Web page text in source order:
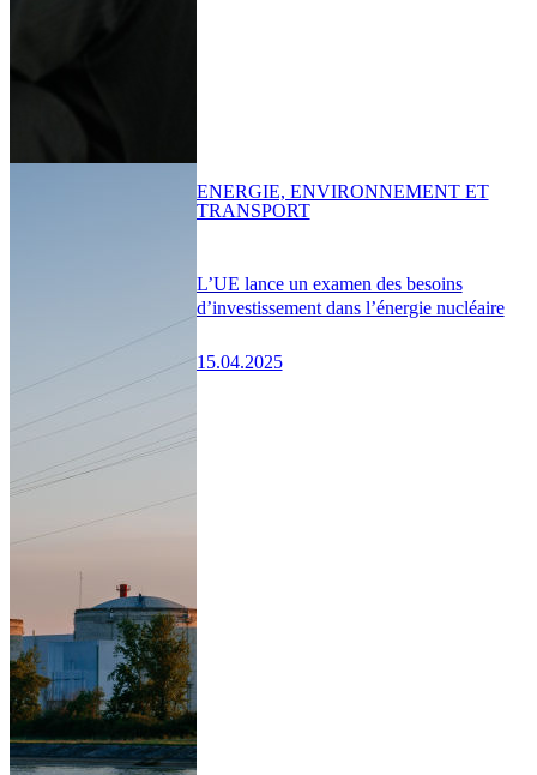
L’UE lance un examen des besoins
d’investissement dans l’énergie nucléaire
15.04.2025
ENERGIE, ENVIRONNEMENT ET
TRANSPORT